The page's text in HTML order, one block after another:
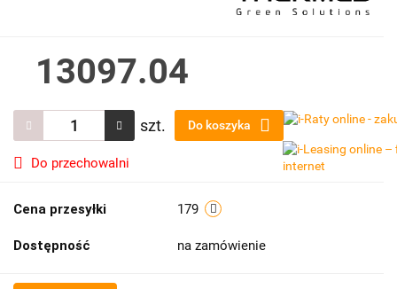
13097.04
szt. Do koszyka
Do przechowalni
Cena przesyłki 179
Dostępność na zamówienie